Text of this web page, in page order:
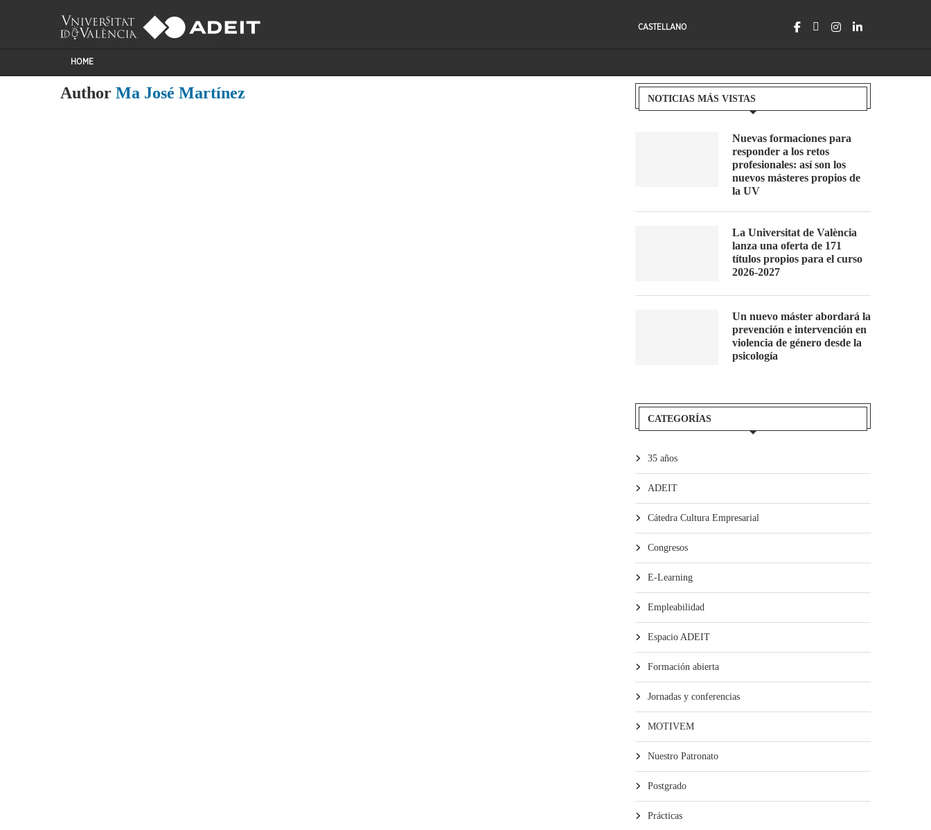
CASTELLANO
HOME
Author Ma José Martínez NOTICIAS MÁS VISTAS
Nuevas formaciones para
responder a los retos
profesionales: así son los
nuevos másteres propios de
la UV
La Universitat de València
lanza una oferta de 171
títulos propios para el curso
2026-2027
Un nuevo máster abordará la
prevención e intervención en
violencia de género desde la
psicología
CATEGORÍAS
35 años
ADEIT
Cátedra Cultura Empresarial
Congresos
E-Learning
Empleabilidad
Espacio ADEIT
Formación abierta
Jornadas y conferencias
MOTIVEM
Nuestro Patronato
Postgrado
Prácticas